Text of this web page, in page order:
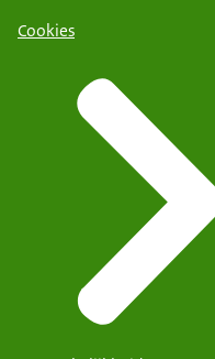
Cookies